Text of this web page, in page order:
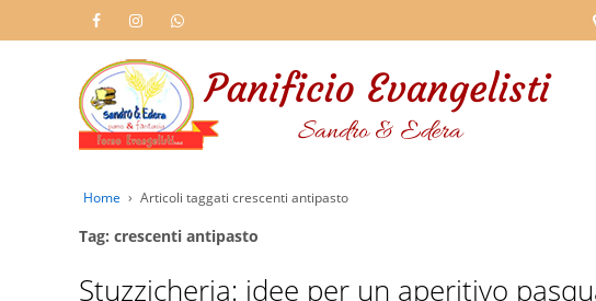
Home › Articoli taggati crescenti antipasto
Tag: crescenti antipasto
Stuzzicheria: idee per un aperitivo